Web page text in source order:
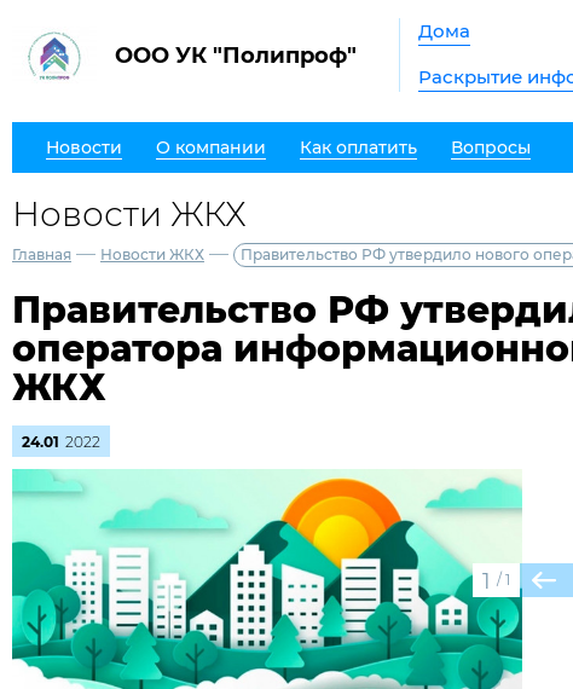
ООО УК "Полипроф"
Дома
Раскрытие
Новости О компании Как оплатить Вопросы
Новости ЖКХ
Главная — Новости ЖКХ — Правительство РФ утвердило нового
Правительство РФ
оператора
ЖКХ
24.01 2022
1 / 1